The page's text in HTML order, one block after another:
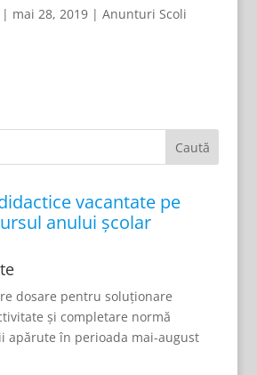
| mai 28, 2019| Anunturi Scoli
vacantate pe
anului școlar
dosare pentru soluționare
și completare normă
apărute în perioada mai-august